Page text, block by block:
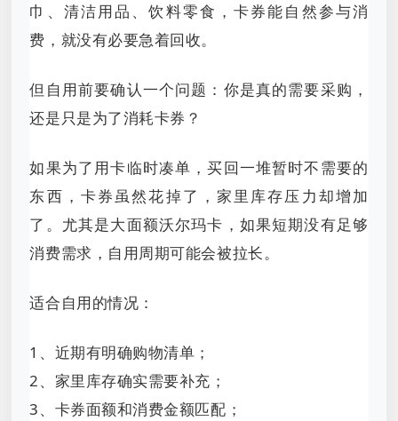
巾、清洁用品、饮料零食，卡券能自然参与消
费，就没有必要急着回收。
但自用前要确认一个问题：你是真的需要采购，
还是只是为了消耗卡券？
如果为了用卡临时凑单，买回一堆暂时不需要的
东西，卡券虽然花掉了，家里库存压力却增加
了。尤其是大面额沃尔玛卡，如果短期没有足够
消费需求，自用周期可能会被拉长。
适合自用的情况：
1、近期有明确购物清单；
2、家里库存确实需要补充；
3、卡券面额和消费金额匹配；